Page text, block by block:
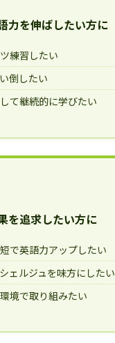
力を伸ばしたい方に
練習したい
倒したい
て継続的に学びたい
を追求したい方に
で英語力アップしたい
ェルジュを味方にしたい
境で取り組みたい